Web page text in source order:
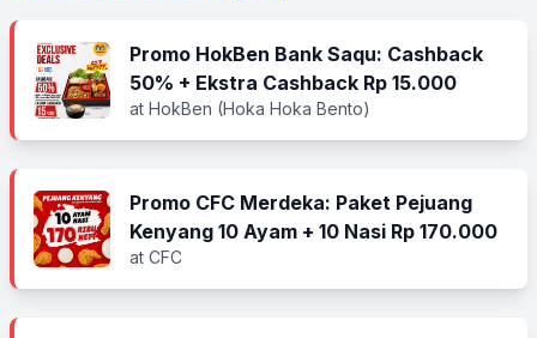
Promo HokBen Bank Saqu: Cashback
50% + Ekstra Cashback Rp 15.000
at HokBen (Hoka Hoka Bento)
Promo CFC Merdeka: Paket Pejuang
Kenyang 10 Ayam + 10 Nasi Rp 170.000
at CFC